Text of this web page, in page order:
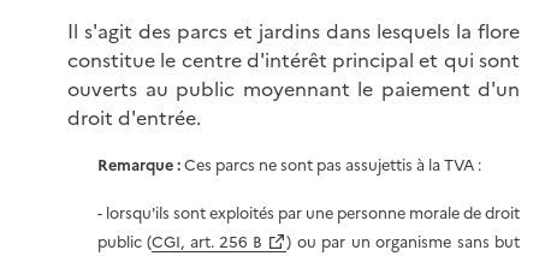
Il s'agit des parcs et jardins dans lesquels la flore
constitue le centre d'intérêt principal et qui sont
ouverts au public moyennant le paiement d'un
droit d'entrée.
Remarque :Ces parcs ne sont pas assujettis à la TVA :
- lorsqu'ils sont exploités par une personne morale de droit
public (CGI, art. 256 B
) ou par un organisme sans but